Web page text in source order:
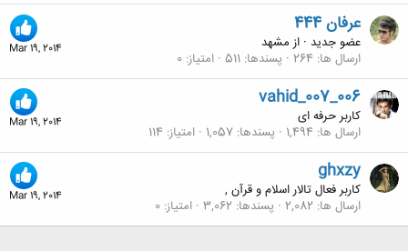
Mar 19, 2014
عرفان 444
عضو جدید · از مشهد
ارسال ها 264 پسندها 511 امتیاز 0
Mar 19, 2014
vahid_007_006
کاربر حرفه ای
ارسال ها 1,494 پسندها 1,057 امتیاز 114
Mar 19, 2014
ghxzy
کاربر فعال تالار اسلام و قرآن ,
ارسال ها 2,082 پسندها 3,062 امتیاز 0